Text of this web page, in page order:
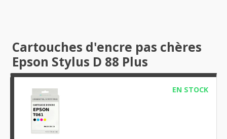
Cartouches d'encre pas chères
Epson Stylus D 88 Plus
EN STOCK